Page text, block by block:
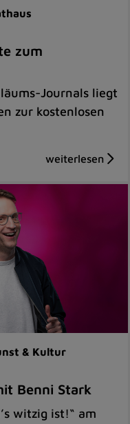
zum
Journals liegt
zur kostenlosen
& Kultur
Benni Stark
witzig ist!“ am